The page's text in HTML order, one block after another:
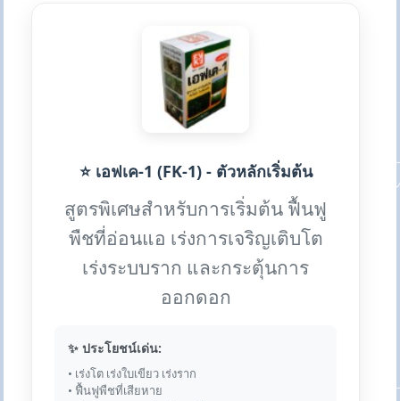
⭐ เอฟเค-1 (FK-1) - ตัวหลักเริ่มต้น
สูตรพิเศษสำหรับการเริ่มต้น ฟื้นฟู
พืชที่อ่อนแอ เร่งการเจริญเติบโต
เร่งระบบราก และกระตุ้นการ
ออกดอก
✨ ประโยชน์เด่น:
• เร่งโต เร่งใบเขียว เร่งราก
• ฟื้นฟูพืชที่เสียหาย